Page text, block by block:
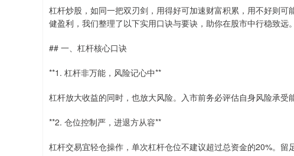
杠杆炒股，如同一把双刃剑，用得好可加速财富积累，用不好则
健盈利，我们整理了以下实用口诀与要诀，助你在股市中行稳致远。
## 一、杠杆核心口诀
**1. 杠杆非万能，风险记心中**
杠杆放大收益的同时，也放大风险。入市前务必评估自身风险承受
**2. 仓位控制严，进退方从容**
杠杆交易宜轻仓操作，单次杠杆仓位不建议超过总资金的20%。留